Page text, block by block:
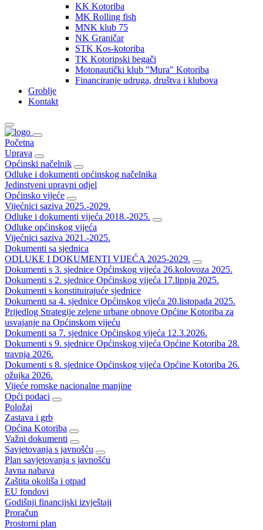
KK Kotoriba
MK Rolling fish
MNK klub 75
NK Graničar
STK Kos-kotoriba
TK Kotoripski begači
Motonautički klub "Mura" Kotoriba
Financiranje udruga, društva i klubova
Groblje
Kontakt
Početna
Uprava
Općinski načelnik
Odluke i dokumenti općinskog načelnika
Jedinstveni upravni odjel
Općinsko vijeće
Vijećnici saziva 2025.-2029.
Odluke i dokumenti vijeća 2018.-2025.
Odluke općinskog vijeća
Vijećnici saziva 2021.-2025.
Dokumenti sa sjednica
ODLUKE I DOKUMENTI VIJEĆA 2025-2029.
Dokumenti s 3. sjednice Općinskog vijeća 26.kolovoza 2025.
Dokumenti s 2. sjednice Općinskog vijeća 17.lipnja 2025.
Dokumenti s konstituirajuće sjednice
Dokumenti sa 4. sjednice Općinskog vijeća 20.listopada 2025.
Prijedlog Strategije zelene urbane obnove Općine Kotoriba za
usvajanje na Općinskom vijeću
Dokumenti sa 7. sjednice Općinskog vijeća 12.3.2026.
Dokumenti s 9. sjednice Općinskog vijeća Općine Kotoriba 28.
travnja 2026.
Dokumenti s 8. sjednice Općinskog vijeća Općine Kotoriba 26.
ožujka 2026.
Vijeće romske nacionalne manjine
Opći podaci
Položaj
Zastava i grb
Općina Kotoriba
Važni dokumenti
Savjetovanja s javnošću
Plan savjetovanja s javnošću
Javna nabava
Zaštita okoliša i otpad
EU fondovi
Godišnji financijski izvještaji
Proračun
Prostorni plan